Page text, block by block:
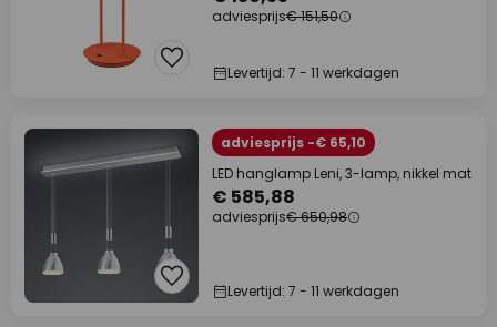
adviesprijs€ 151,50
Levertijd: 7 - 11 werkdagen
adviesprijs -€ 65,10
LED hanglamp Leni, 3-lamp, nikkel mat
€ 585,88
adviesprijs€ 650,98
Levertijd: 7 - 11 werkdagen